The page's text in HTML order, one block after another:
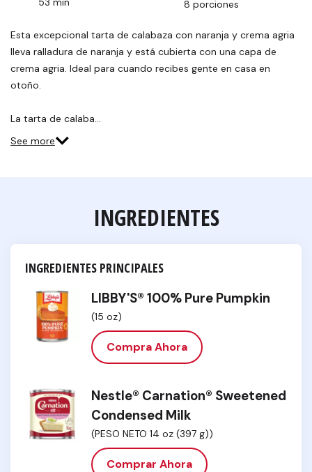
8 porciones
Esta excepcional tarta de calabaza con naranja y crema agria
lleva ralladura de naranja y está cubierta con una capa de
crema agria. Ideal para cuando recibes gente en casa en
otoño.
La tarta de calaba…
See more
INGREDIENTES
INGREDIENTES PRINCIPALES
LIBBY'S® 100% Pure Pumpkin
(15 oz)
Compra Ahora
Nestle® Carnation® Sweetened
Condensed Milk
(PESO NETO 14 oz (397 g))
Comprar Ahora